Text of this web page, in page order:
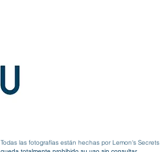
Todas las fotografías están hechas por Lemon's Secrets